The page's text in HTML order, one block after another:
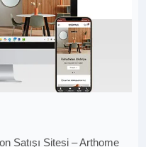
Satışı Sitesi – Arthome